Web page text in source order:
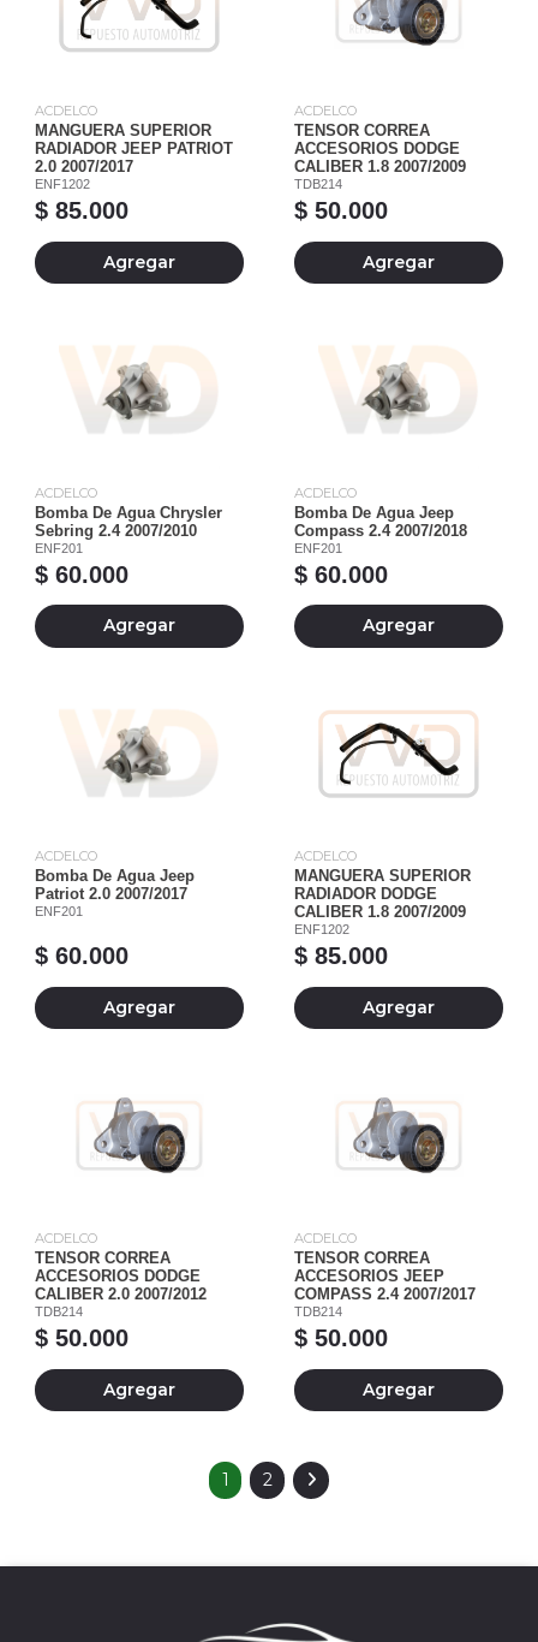
ACDELCO
MANGUERA SUPERIOR
RADIADOR JEEP PATRIOT
2.0 2007/2017
ENF1202
$ 85.000
Agregar
ACDELCO
TENSOR CORREA
ACCESORIOS DODGE
CALIBER 1.8 2007/2009
TDB214
$ 50.000
Agregar
ACDELCO
Bomba De Agua Chrysler
Sebring 2.4 2007/2010
ENF201
$ 60.000
Agregar
ACDELCO
Bomba De Agua Jeep
Compass 2.4 2007/2018
ENF201
$ 60.000
Agregar
ACDELCO
Bomba De Agua Jeep
Patriot 2.0 2007/2017
ENF201
$ 60.000
Agregar
ACDELCO
MANGUERA SUPERIOR
RADIADOR DODGE
CALIBER 1.8 2007/2009
ENF1202
$ 85.000
Agregar
ACDELCO
TENSOR CORREA
ACCESORIOS DODGE
CALIBER 2.0 2007/2012
TDB214
$ 50.000
Agregar
ACDELCO
TENSOR CORREA
ACCESORIOS JEEP
COMPASS 2.4 2007/2017
TDB214
$ 50.000
Agregar
1 2